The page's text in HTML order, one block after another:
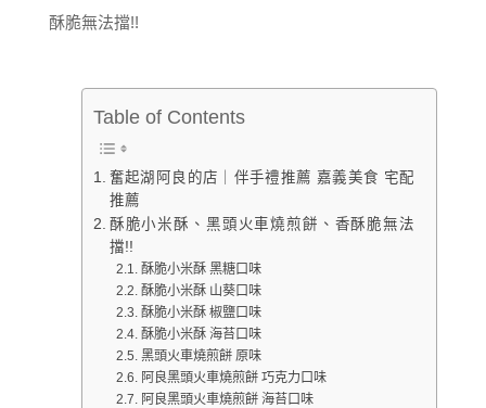
Table of Contents
奮起湖阿良的店｜伴手禮推薦 嘉義美食 宅配
推薦
酥脆小米酥、黑頭火車燒煎餅、香酥脆無法
擋!!
酥脆小米酥 黑糖口味
酥脆小米酥 山葵口味
酥脆小米酥 椒鹽口味
酥脆小米酥 海苔口味
黑頭火車燒煎餅 原味
阿良黑頭火車燒煎餅 巧克力口味
阿良黑頭火車燒煎餅 海苔口味